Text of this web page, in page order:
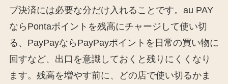
ブ決済には必要な分だけ入れることです。au PAY
ならPontaポイントを残高にチャージして使い切
る、PayPayならPayPayポイントを日常の買い物に
回すなど、出口を意識しておくと残りにくくなり
ます。残高を増やす前に、どの店で使い切るかま